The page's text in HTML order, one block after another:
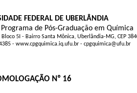
FEDERAL DE UBERLÂNDIA
de Pós-Graduação em Química
Bloco 5I - Bairro Santa Mônica, Uberlândia-MG, CEP
- www.cpgquimica.iq.ufu.br - cpgquimica@ufu.br
Nº 16